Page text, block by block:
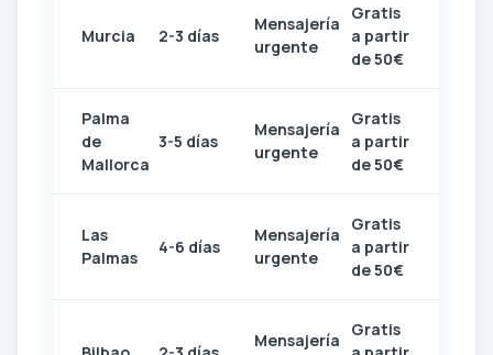
Murcia 2-3 días
Mensajería
urgente
Gratis
a partir
de 50€
Palma
de
Mallorca
3-5 días
Mensajería
urgente
Gratis
a partir
de 50€
Las
Palmas
4-6 días
Mensajería
urgente
Gratis
a partir
de 50€
Mensajería
Gratis